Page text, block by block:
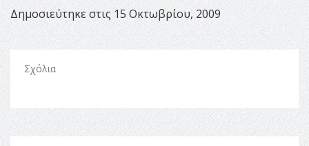
Δημοσιεύτηκε στις 15 Οκτωβρίου, 2009
Σχόλια